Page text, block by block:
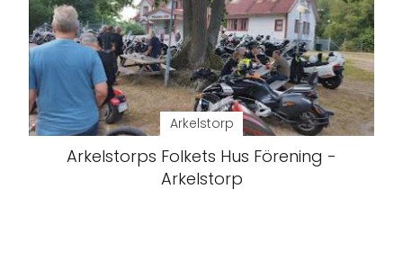
Arkelstorp
Arkelstorps Folkets Hus Förening -
Arkelstorp